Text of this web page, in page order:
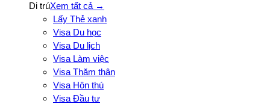
Di trúXem tất cả →
Lấy Thẻ xanh
Visa Du học
Visa Du lịch
Visa Làm việc
Visa Thăm thân
Visa Hôn thú
Visa Đầu tư